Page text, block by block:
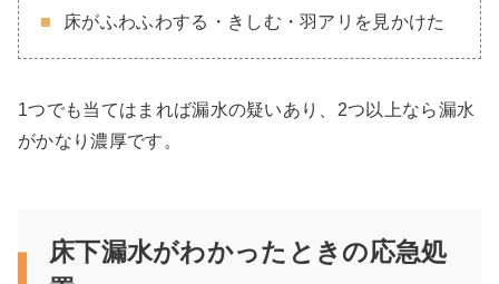
床がふわふわする・きしむ・羽アリを見かけた
1つでも当てはまれば漏水の疑いあり、2つ以上なら漏水
がかなり濃厚です。
床下漏水がわかったときの応急処